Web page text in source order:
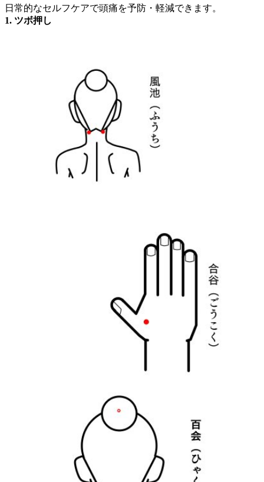
日常的なセルフケアで頭痛を予防・軽減できます。
1. ツボ押し